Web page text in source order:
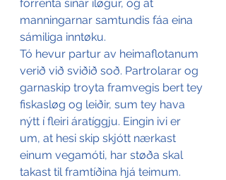
forrenta sínar íløgur, og at
manningarnar samtundis fáa eina
sámiliga inntøku.
Tó hevur partur av heimaflotanum
verið við sviðið soð. Partrolarar og
garnaskip troyta framvegis bert tey
fiskasløg og leiðir, sum tey hava
nýtt í fleiri áratíggju. Eingin ivi er
um, at hesi skip skjótt nærkast
einum vegamóti, har støða skal
takast til framtíðina hjá teimum.